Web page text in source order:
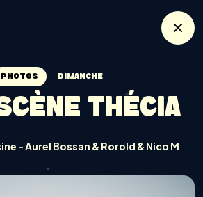
PHOTOS DIMANCHE
THÉCIA
- Aurel Bossan & Rorold & Nico M